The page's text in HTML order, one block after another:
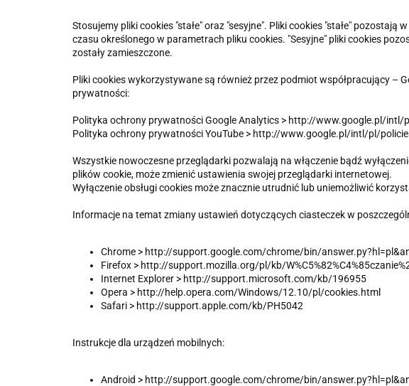
Stosujemy pliki cookies "stałe" oraz "sesyjne". Pliki cookies "stałe"
czasu określonego w parametrach pliku cookies. "Sesyjne" pliki cookies
zostały zamieszczone.
Pliki cookies wykorzystywane są również przez podmiot współpracujący –
prywatności:
Polityka ochrony prywatności Google Analytics > http://www.google.pl/
Polityka ochrony prywatności YouTube > http://www.google.pl/intl/pl/
Wszystkie nowoczesne przeglądarki pozwalają na włączenie bądź
plików cookie, może zmienić ustawienia swojej przeglądarki internetowej.
Wyłączenie obsługi cookies może znacznie utrudnić lub uniemożliwić
Informacje na temat zmiany ustawień dotyczących ciasteczek w
Chrome > http://support.google.com/chrome/bin/
Firefox > http://support.mozilla.org/pl/kb/
Internet Explorer > http://support.microsoft.com/kb/196955
Opera > http://help.opera.com/Windows/12.10/pl/cookies.html
Safari > http://support.apple.com/kb/PH5042
Instrukcje dla urządzeń mobilnych:
Android > http://support.google.com/chrome/bin/